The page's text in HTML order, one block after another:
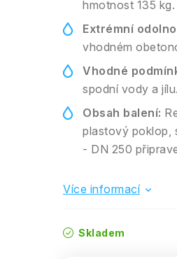
hmotnost 135 kg.
Extrémní
vhodném
Vhodné
spodní vody a jílu.
Obsah balení:
plastový poklop,
- DN 250
Více informací
Skladem